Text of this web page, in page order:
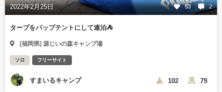
2022年2月25日 53 2
タープをパップテントにして連泊⛺
[福岡県] 源じいの森キャンプ場
ソロ フリーサイト
すまいるキャンプ 102 79